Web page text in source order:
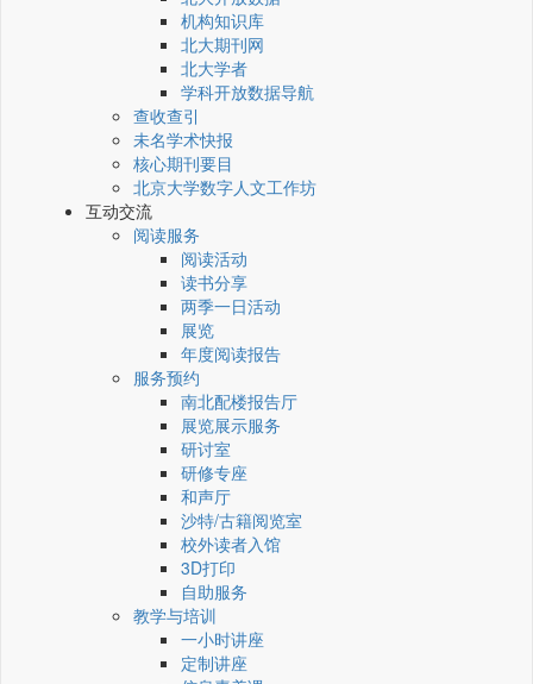
机构知识库
北大期刊网
北大学者
学科开放数据导航
查收查引
未名学术快报
核心期刊要目
北京大学数字人文工作坊
互动交流
阅读服务
阅读活动
读书分享
两季一日活动
展览
年度阅读报告
服务预约
南北配楼报告厅
展览展示服务
研讨室
研修专座
和声厅
沙特/古籍阅览室
校外读者入馆
3D打印
自助服务
教学与培训
一小时讲座
定制讲座